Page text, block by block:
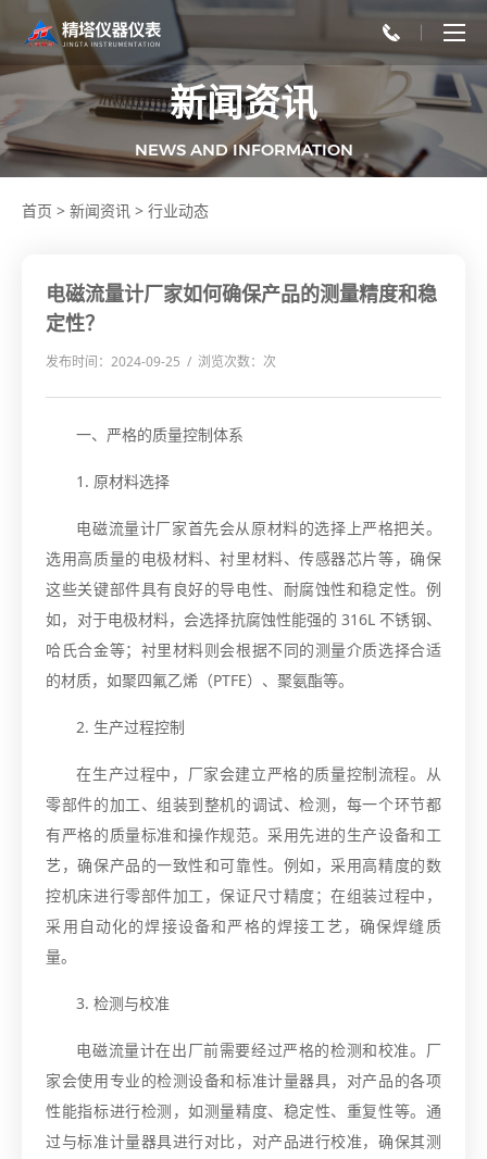
新闻资讯
NEWS AND INFORMATION
首页 > 新闻资讯 > 行业动态
电磁流量计厂家如何确保产品的测量精度和稳
定性？
发布时间：2024-09-25 / 浏览次数： 次
一、严格的质量控制体系
1. 原材料选择
电磁流量计厂家首先会从原材料的选择上严格把关。
选用高质量的电极材料、衬里材料、传感器芯片等，确保
这些关键部件具有良好的导电性、耐腐蚀性和稳定性。例
如，对于电极材料，会选择抗腐蚀性能强的 316L 不锈钢、
哈氏合金等；衬里材料则会根据不同的测量介质选择合适
的材质，如聚四氟乙烯（PTFE）、聚氨酯等。
2. 生产过程控制
在生产过程中，厂家会建立严格的质量控制流程。从
零部件的加工、组装到整机的调试、检测，每一个环节都
有严格的质量标准和操作规范。采用先进的生产设备和工
艺，确保产品的一致性和可靠性。例如，采用高精度的数
控机床进行零部件加工，保证尺寸精度；在组装过程中，
采用自动化的焊接设备和严格的焊接工艺，确保焊缝质
量。
3. 检测与校准
电磁流量计在出厂前需要经过严格的检测和校准。厂
家会使用专业的检测设备和标准计量器具，对产品的各项
性能指标进行检测，如测量精度、稳定性、重复性等。通
过与标准计量器具进行对比，对产品进行校准，确保其测